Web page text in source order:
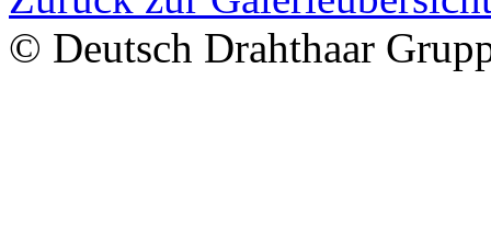
© Deutsch Drahthaar